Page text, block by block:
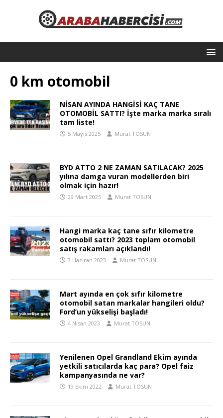
0 km otomobil
NİSAN AYINDA HANGİSİ KAÇ TANE
OTOMOBİL SATTI? İşte marka marka sıralı
tam liste!
5 Mayıs 2025 Murat TOSUN
BYD ATTO 2 NE ZAMAN SATILACAK? 2025
yılına damga vuran modellerden biri
olmak için hazır!
29 Mart 2025 Murat TOSUN
Hangi marka kaç tane sıfır kilometre
otomobil sattı? 2023 toplam otomobil
satış rakamları açıklandı!
3 Haziran 2023 Murat TOSUN
Mart ayında en çok sıfır kilometre
otomobil satan markalar hangileri oldu?
Ford’un yükselişi başladı!
4 Nisan 2023 Murat TOSUN
Yenilenen Opel Grandland Ekim ayında
yetkili satıcılarda kaç para? Opel faiz
kampanyasında ne var?
19 Ekim 2022 Murat TOSUN